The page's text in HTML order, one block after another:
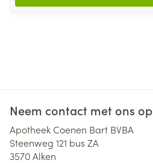
Neem contact met ons op
Apotheek Coenen Bart BVBA
Steenweg 121 bus ZA
3570Alken